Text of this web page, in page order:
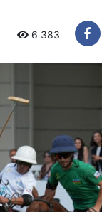
6 383